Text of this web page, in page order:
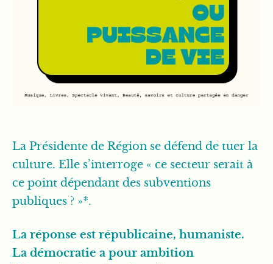
La Présidente de Région se défend de tuer la
culture. Elle s’interroge « ce secteur serait à
ce point dépendant des subventions
publiques ? »*.
La réponse est républicaine, humaniste.
La démocratie a pour ambition